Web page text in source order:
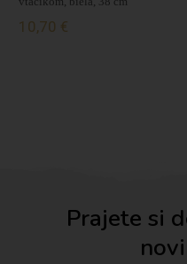
10,70 €
Prajete si